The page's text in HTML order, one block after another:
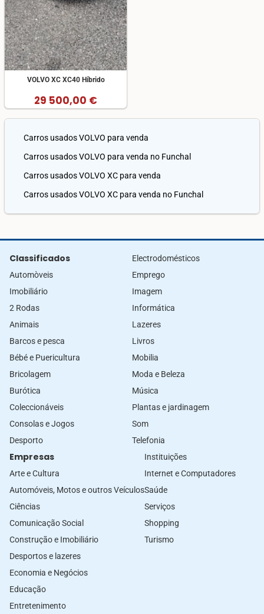
VOLVO XC XC40 Híbrido
29 500,00 €
Carros usados VOLVO para venda
Carros usados VOLVO para venda no Funchal
Carros usados VOLVO XC para venda
Carros usados VOLVO XC para venda no Funchal
Classificados
Automòveis
Imobiliário
2 Rodas
Animais
Barcos e pesca
Bébé e Puericultura
Bricolagem
Burótica
Coleccionáveis
Consolas e Jogos
Desporto
Electrodomésticos
Emprego
Imagem
Informática
Lazeres
Livros
Mobilia
Moda e Beleza
Música
Plantas e jardinagem
Som
Telefonia
Empresas
Arte e Cultura
Automóveis, Motos e outros Veículos
Ciências
Comunicação Social
Construção e Imobiliário
Desportos e lazeres
Economia e Negócios
Educação
Entretenimento
Instituições
Internet e Computadores
Saúde
Serviços
Shopping
Turismo